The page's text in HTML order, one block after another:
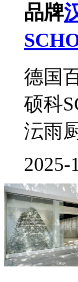
品牌
德国
硕科
沄雨
2025-